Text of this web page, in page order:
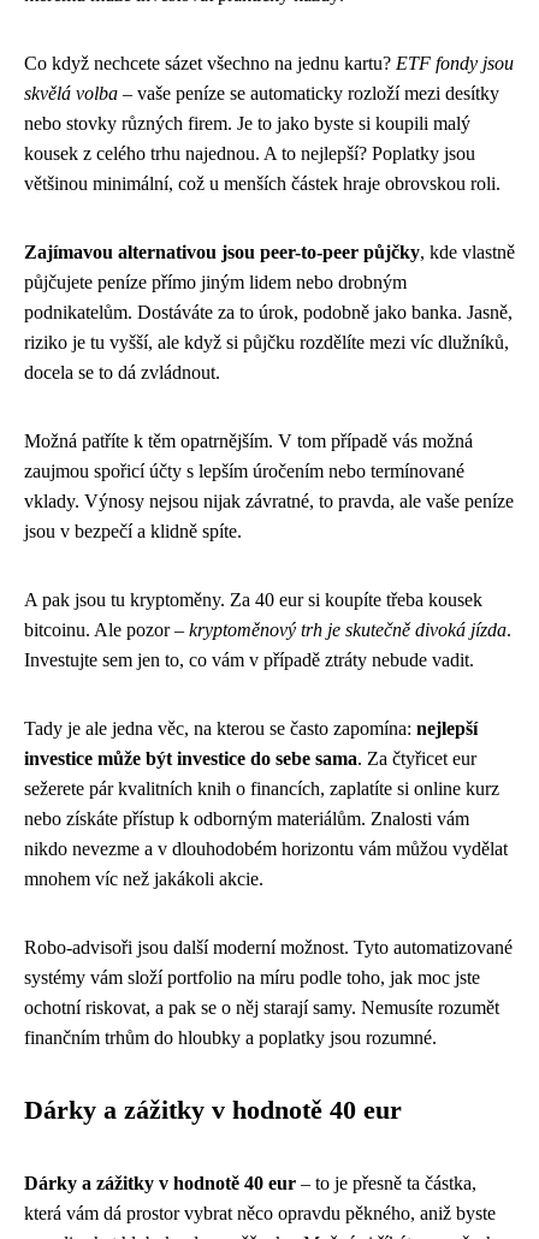
Co když nechcete sázet všechno na jednu kartu? ETF fondy jsou
skvělá volba – vaše peníze se automaticky rozloží mezi desítky
nebo stovky různých firem. Je to jako byste si koupili malý
kousek z celého trhu najednou. A to nejlepší? Poplatky jsou
většinou minimální, což u menších částek hraje obrovskou roli.
Zajímavou alternativou jsou peer-to-peer půjčky, kde vlastně
půjčujete peníze přímo jiným lidem nebo drobným
podnikatelům. Dostáváte za to úrok, podobně jako banka. Jasně,
riziko je tu vyšší, ale když si půjčku rozdělíte mezi víc dlužníků,
docela se to dá zvládnout.
Možná patříte k těm opatrnějším. V tom případě vás možná
zaujmou spořicí účty s lepším úročením nebo termínované
vklady. Výnosy nejsou nijak závratné, to pravda, ale vaše peníze
jsou v bezpečí a klidně spíte.
A pak jsou tu kryptoměny. Za 40 eur si koupíte třeba kousek
bitcoinu. Ale pozor – kryptoměnový trh je skutečně divoká jízda.
Investujte sem jen to, co vám v případě ztráty nebude vadit.
Tady je ale jedna věc, na kterou se často zapomína: nejlepší
investice může být investice do sebe sama. Za čtyřicet eur
sežerete pár kvalitních knih o financích, zaplatíte si online kurz
nebo získáte přístup k odborným materiálům. Znalosti vám
nikdo nevezme a v dlouhodobém horizontu vám můžou vydělat
mnohem víc než jakákoli akcie.
Robo-advisoři jsou další moderní možnost. Tyto automatizované
systémy vám složí portfolio na míru podle toho, jak moc jste
ochotní riskovat, a pak se o něj starají samy. Nemusíte rozumět
finančním trhům do hloubky a poplatky jsou rozumné.
Dárky a zážitky v hodnotě 40 eur
Dárky a zážitky v hodnotě 40 eur – to je přesně ta částka,
která vám dá prostor vybrat něco opravdu pěkného, aniž byste